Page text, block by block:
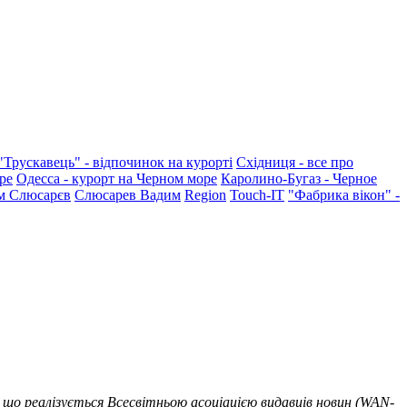
- відпочинок на курорті Східниця - все про
Одесса - курорт на Черном море Каролино-Бугаз - Черное
Слюсарєв Слюсарев Вадим Region Touch-IT "Фабрика вікон" -
Всесвітньою асоціацією видавців новин (WAN-